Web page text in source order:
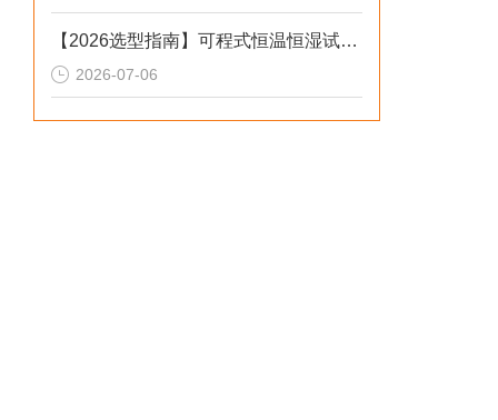
【2026选型指南】可程式恒温恒湿试验箱：步进低配设备避坑指南
2026-07-06